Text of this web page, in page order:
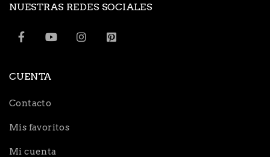
NUESTRAS REDES SOCIALES
CUENTA
Contacto
Mis favoritos
Mi cuenta